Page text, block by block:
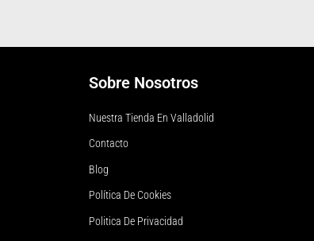
Sobre Nosotros
Nuestra Tienda En Valladolid
Contacto
Blog
Política De Cookies
Politica De Privacidad